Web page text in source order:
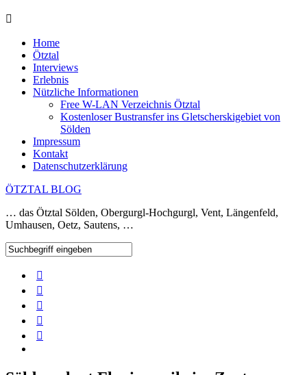
Home
Ötztal
Interviews
Erlebnis
Nützliche Informationen
Free W-LAN Verzeichnis Ötztal
Kostenloser Bustransfer ins Gletscherskigebiet von
Sölden
Impressum
Kontakt
Datenschutzerklärung
ÖTZTAL BLOG
… das Ötztal Sölden, Obergurgl-Hochgurgl, Vent, Längenfeld,
Umhausen, Oetz, Sautens, …